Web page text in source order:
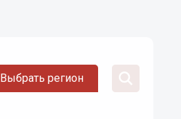
Выбрать регион